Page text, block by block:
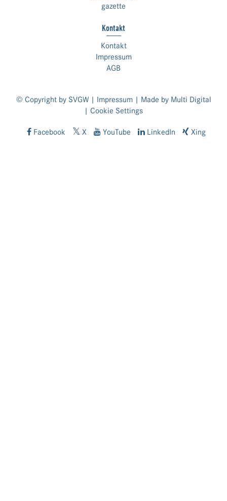
gazette
Kontakt
Kontakt
Impressum
AGB
© Copyright by SVGW | Impressum| Made by Multi Digital
| Cookie Settings
Facebook X YouTube LinkedIn Xing